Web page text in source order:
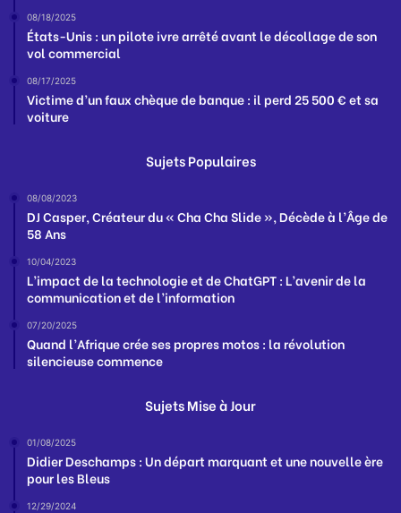
08/18/2025
États-Unis : un pilote ivre arrêté avant le décollage de son
vol commercial
08/17/2025
Victime d’un faux chèque de banque : il perd 25 500 € et sa
voiture
Sujets Populaires
08/08/2023
DJ Casper, Créateur du « Cha Cha Slide », Décède à l’Âge de
58 Ans
10/04/2023
L’impact de la technologie et de ChatGPT : L’avenir de la
communication et de l’information
07/20/2025
Quand l’Afrique crée ses propres motos : la révolution
silencieuse commence
Sujets Mise à Jour
01/08/2025
Didier Deschamps : Un départ marquant et une nouvelle ère
pour les Bleus
12/29/2024